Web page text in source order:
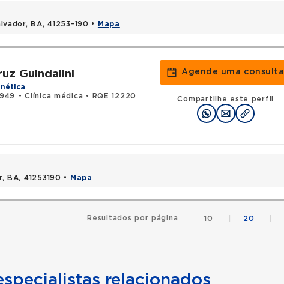
BA, 41253-190 • Mapa
Guindalini
- Clínica médica •
RQE 12220 - Oncologia clínica
Agende uma consulta
Compartilhe este perfil
BA, 41253190 • Mapa
Resultados por página 10 20
relacionados